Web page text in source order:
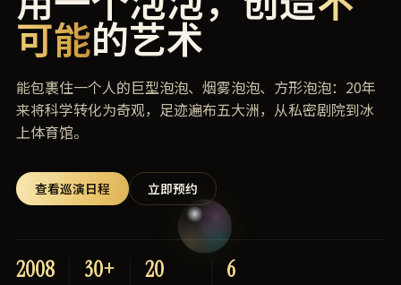
可能的艺术
能包裹住一个人的巨型泡泡、烟雾泡泡、方形泡泡：20年
来将科学转化为奇观，足迹遍布五大洲，从私密剧院到冰
上体育馆。
查看巡演日程 立即预约
2008 30+ 20 6